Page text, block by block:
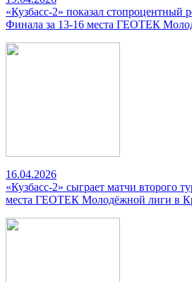
«Кузбасс-2» показал стопроцентный
Финала за 13-16 места ГЕОТЕК
16.04.2026
«Кузбасс-2» сыграет матчи второго
места ГЕОТЕК Молодёжной лиги в